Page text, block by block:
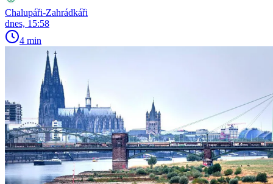
Chalupáři-Zahrádkáři
dnes, 15:58
4 min